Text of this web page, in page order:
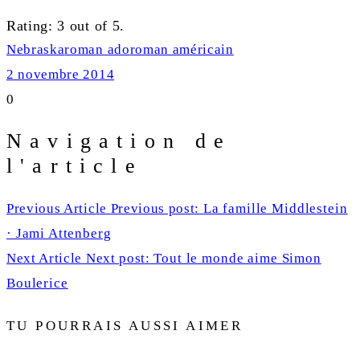
Rating: 3 out of 5.
Nebraskaroman adoroman américain
2 novembre 2014
0
Navigation de
l'article
Previous Article Previous post: La famille Middlestein
· Jami Attenberg
Next Article Next post: Tout le monde aime Simon
Boulerice
TU POURRAIS AUSSI AIMER